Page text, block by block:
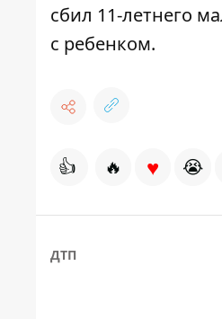
сбил 11-летнего
с ребенком.
👍 🔥 ♥ 😭
ДТП